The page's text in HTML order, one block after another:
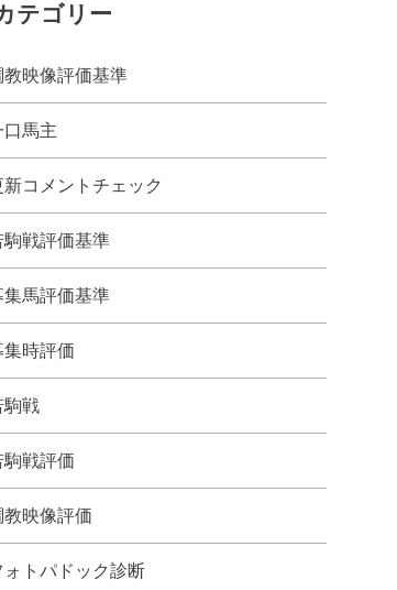
テゴリー
教映像評価基準
口馬主
新コメントチェック
駒戦評価基準
集馬評価基準
集時評価
駒戦
駒戦評価
教映像評価
ォトパドック診断